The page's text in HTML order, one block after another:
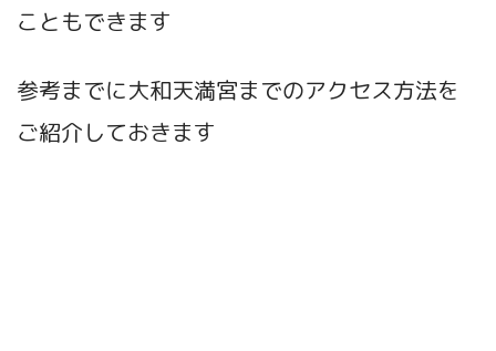
こともできます
参考までに大和天満宮までのアクセス方法を
ご紹介しておきます